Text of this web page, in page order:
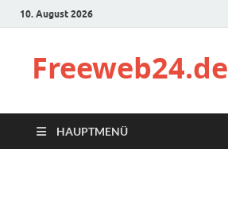
10. August 2026
Freeweb24.de
HAUPTMENÜ